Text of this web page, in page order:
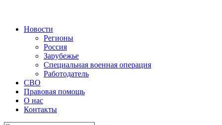
Новости
Регионы
Россия
Зарубежье
Специальная военная операция
Работодатель
СВО
Правовая помощь
О нас
Контакты